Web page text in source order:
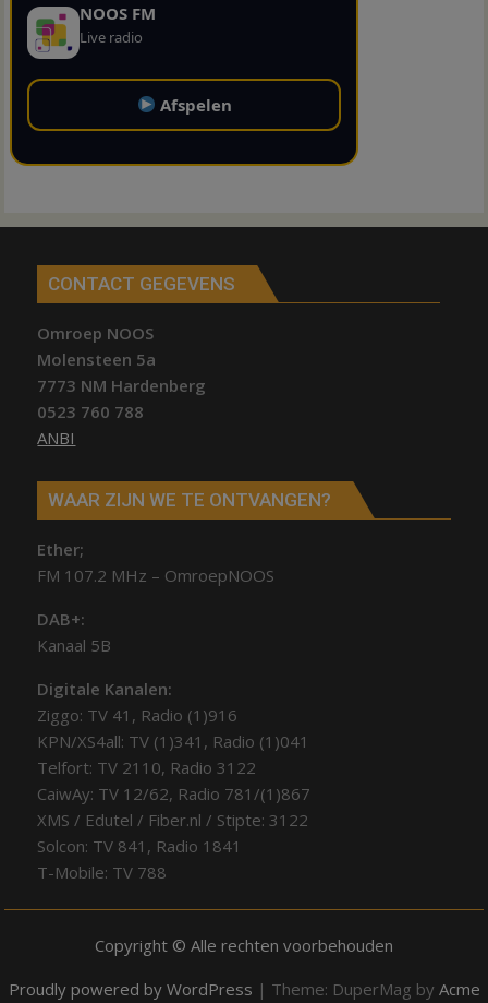
NOOS FM
Live radio
Afspelen
CONTACT GEGEVENS
Omroep NOOS
Molensteen 5a
7773 NM Hardenberg
0523 760 788
ANBI
WAAR ZIJN WE TE ONTVANGEN?
Ether;
FM 107.2 MHz – OmroepNOOS
DAB+:
Kanaal 5B
Digitale Kanalen:
Ziggo: TV 41, Radio (1)916
KPN/XS4all: TV (1)341, Radio (1)041
Telfort: TV 2110, Radio 3122
CaiwAy: TV 12/62, Radio 781/(1)867
XMS / Edutel / Fiber.nl / Stipte: 3122
Solcon: TV 841, Radio 1841
T-Mobile: TV 788
Copyright © Alle rechten voorbehouden
Proudly powered by WordPress | Theme: DuperMag by Acme